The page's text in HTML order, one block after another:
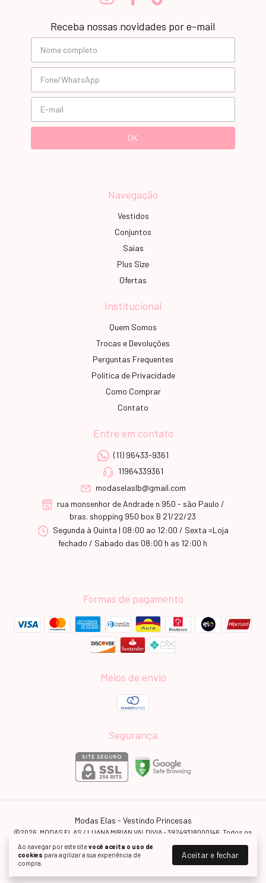
Ao navegar por este sitevocê aceita o uso de
cookies para agilizar a sua experiência de
compra.
Aceitar e fechar
Receba nossas novidades por e-mail
Navegação
Vestidos
Conjuntos
Saias
Plus Size
Ofertas
Institucional
Quem Somos
Trocas e Devoluções
Perguntas Frequentes
Política de Privacidade
Como Comprar
Contato
Entre em contato
(11) 96433-9361
11964339361
modaselaslb@gmail.com
rua monsenhor de Andrade n 950 - são Paulo /
bras. shopping 950 box B 21/22/23
Segunda à Quinta | 08:00 ao 12:00 / Sexta =Loja
fechado / Sabado das 08:00 h as 12:00 h
Formas de pagamento
Meios de envio
Segurança
Modas Elas - Vestindo Princesas
©2026. MODAS ELAS / LUANA MIRIAN VALDIVIA - 39249318000146. Todos os